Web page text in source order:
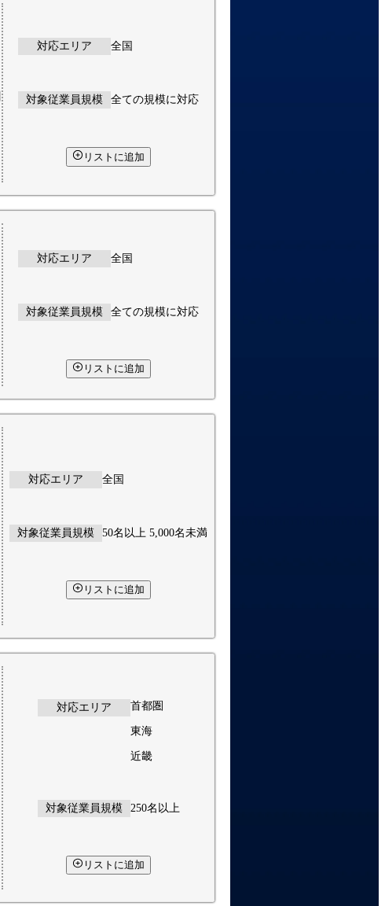
対応エリア 全国
対象従業員規模 全ての規模に対応
リストに追加
対応エリア 全国
対象従業員規模 全ての規模に対応
リストに追加
対応エリア 全国
対象従業員規模 50名以上 5,000名未満
リストに追加
対応エリア 首都圏
東海
近畿
対象従業員規模 250名以上
リストに追加